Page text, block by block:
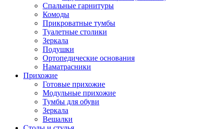
Спальные гарнитуры
Комоды
Прикроватные тумбы
Туалетные столики
Зеркала
Подушки
Ортопедические основания
Наматрасники
Прихожие
Готовые прихожие
Модульные прихожие
Тумбы для обуви
Зеркала
Вешалки